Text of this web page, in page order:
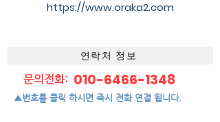
https://www.oraka2.com
연락처 정보
문의전화: 010-6466-1348
▲번호를 클릭 하시면 즉시 전화 연결 됩니다.